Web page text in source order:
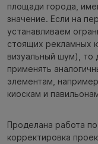
площади города,
значение. Если на
устанавливаем
стоящих рекламных
визуальный шум), то
применять
элементам,
киоскам и
Проделана работа
корректировка